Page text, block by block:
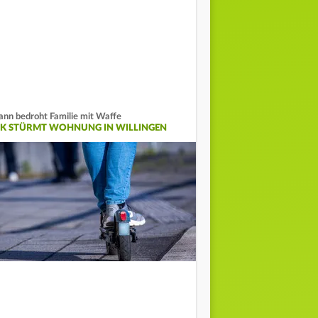
bedroht Familie mit Waffe
STÜRMT WOHNUNG IN WILLINGEN